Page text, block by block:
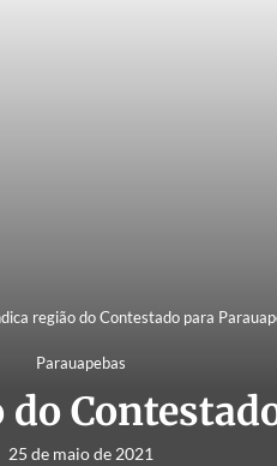
região do Contestado para
Parauapebas
25 de maio de 2021